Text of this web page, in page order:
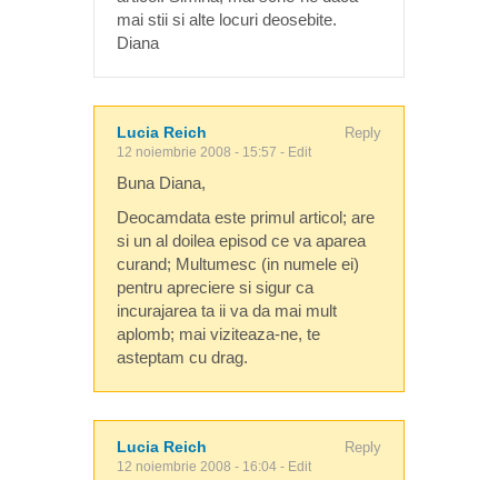
mai stii si alte locuri deosebite.
Diana
Lucia Reich
12 noiembrie 2008 - 15:57 - Edit
Reply
Buna Diana,
Deocamdata este primul articol; are
si un al doilea episod ce va aparea
curand; Multumesc (in numele ei)
pentru apreciere si sigur ca
incurajarea ta ii va da mai mult
aplomb; mai viziteaza-ne, te
asteptam cu drag.
Lucia Reich
12 noiembrie 2008 - 16:04 - Edit
Reply